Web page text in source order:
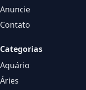
Anuncie
Contato
Categorias
Aquário
Áries